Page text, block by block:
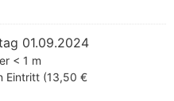
01.09.2024
< 1 m
Eintritt (13,50 €